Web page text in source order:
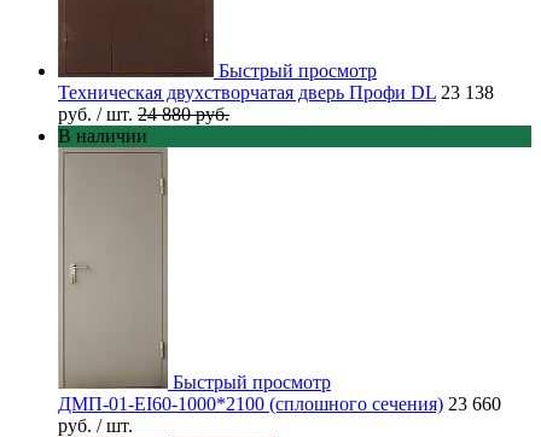
Быстрый просмотр
Техническая двухстворчатая дверь Профи DL 23 138
руб. / шт. 24 880 руб.
В наличии
Быстрый просмотр
ДМП-01-EI60-1000*2100 (сплошного сечения) 23 660
руб. / шт.